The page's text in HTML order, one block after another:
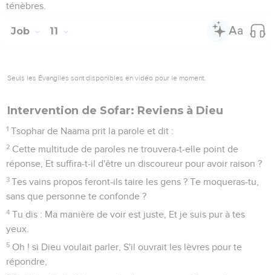
ténèbres.
Job 11
Seuls les Évangiles sont disponibles en vidéo pour le moment.
Intervention de Sofar: Reviens à Dieu
1 Tsophar de Naama prit la parole et dit :
2 Cette multitude de paroles ne trouvera-t-elle point de
réponse, Et suffira-t-il d'être un discoureur pour avoir raison ?
3 Tes vains propos feront-ils taire les gens ? Te moqueras-tu,
sans que personne te confonde ?
4 Tu dis : Ma manière de voir est juste, Et je suis pur à tes
yeux.
5 Oh ! si Dieu voulait parler, S'il ouvrait les lèvres pour te
répondre,